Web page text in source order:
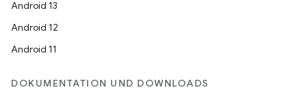
Android 13
Android 12
Android 11
DOKUMENTATION UND DOWNLOADS